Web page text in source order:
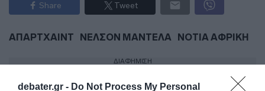
debater.gr - Do Not Process My Personal
Share Tweet
ΑΠΑΡΤΧΑΙΝΤ ΝΕΛΣΟΝ ΜΑΝΤΕΛΑ ΝΟΤΙΑ ΑΦΡΙΚΗ
ΔΙΑΦΗΜΙΣΗ